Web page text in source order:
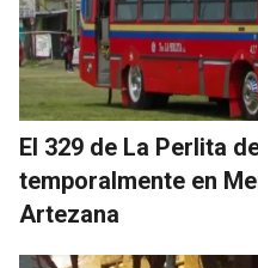
El 329 de La Perlita
temporalmente en
Artezana